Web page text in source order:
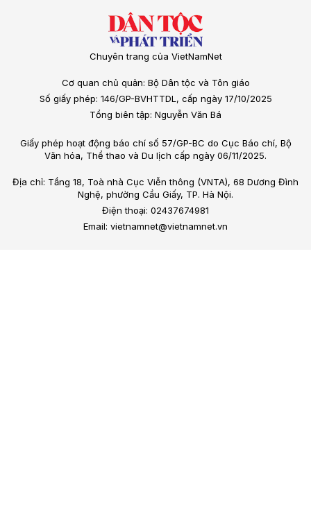
Chuyên trang của VietNamNet
Cơ quan chủ quản: Bộ Dân tộc và Tôn giáo
Số giấy phép: 146/GP-BVHTTDL, cấp ngày 17/10/2025
Tổng biên tập: Nguyễn Văn Bá
Giấy phép hoạt động báo chí số 57/GP-BC do Cục Báo chí, Bộ
Văn hóa, Thể thao và Du lịch cấp ngày 06/11/2025.
Địa chỉ: Tầng 18, Toà nhà Cục Viễn thông (VNTA), 68 Dương Đình
Nghệ, phường Cầu Giấy, TP. Hà Nội.
Điện thoại: 02437674981
Email: vietnamnet@vietnamnet.vn